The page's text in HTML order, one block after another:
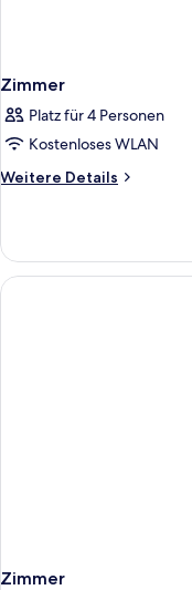
Zimmer
Platz für 4 Personen
Kostenloses WLAN
Weitere Details
Weitere
Zimmer